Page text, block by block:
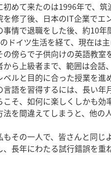
初めて来たのは1996年で、筑
を修了後、日本のIT企業でエ
事情で退職をした後、約10年
ドイツ生活を経て、現在は
の傍らで子供向けの英語教室
から上級者まで、範囲は会話
ベルと目的に合った授業を進
言語を習得するには、長い年
こそ、如何に楽しくしかも効
法を間違えてしまうと、他の
もその一人で、皆さんと同じ
、長年にわたる試行錯誤を重